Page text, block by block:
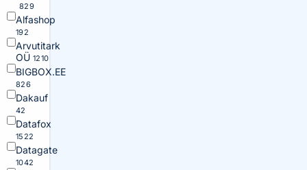
829
Alfashop
192
Arvutitark
OÜ 1210
BIGBOX.EE
826
Dakauf
42
Datafox
1522
Datagate
1042